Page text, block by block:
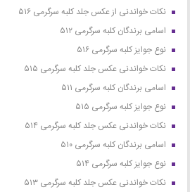
نکات خواندنی از عکس جلد کلبه سرگرمی ۵۱۶
اسامی برندگان کلبه سرگرمی ۵۱۲
نوع جوایز کلبه سرگرمی ۵۱۶
نکات خواندنی عکس جلد کلبه سرگرمی ۵۱۵
اسامی برندگان کلبه سرگرمی ۵۱۱
نوع جوایز کلبه سرگرمی ۵۱۵
نکات خواندنی عکس جلد کلبه سرگرمی ۵۱۴
اسامی برندگان کلبه سرگرمی ۵۱۰
نوع جوایز کلبه سرگرمی ۵۱۴
نکات خواندنی عکس جلد کلبه سرگرمی ۵۱۳